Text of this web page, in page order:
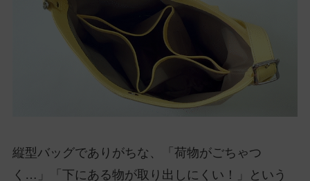
縦型バッグでありがちな、「荷物がごちゃつ
く…」「下にある物が取り出しにくい！」という